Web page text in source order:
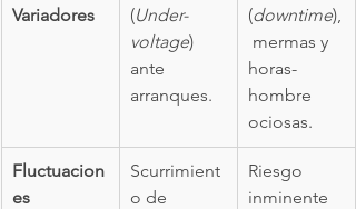
Variadores
(Under-
voltage)
ante
arranques.
(downtime),
mermas y
horas-
hombre
ociosas.
Fluctuacion
es
Scurrimient
o de
Riesgo
inminente